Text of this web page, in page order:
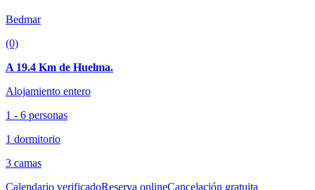
Bedmar
(0)
A 19.4 Km de Huelma.
Alojamiento entero
1 - 6 personas
1 dormitorio
3 camas
Calendario verificadoReserva onlineCancelación gratuita